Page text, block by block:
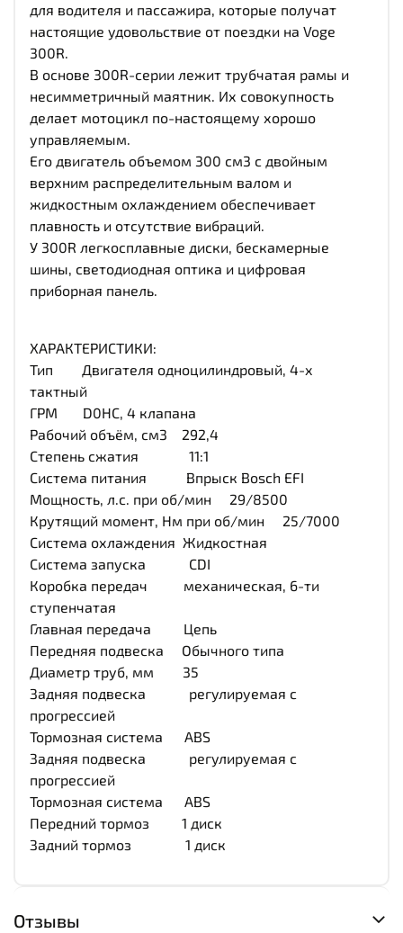
для водителя и пассажира, которые получат
настоящие удовольствие от поездки на Voge
300R.
В основе 300R-серии лежит трубчатая ​​рамы и
несимметричный маятник. Их совокупность
делает мотоцикл по-настоящему хорошо
управляемым.
Его двигатель объемом 300 см3 с двойным
верхним распределительным валом и
жидкостным охлаждением обеспечивает
плавность и отсутствие вибраций.
У 300R легкосплавные диски, бескамерные
шины, светодиодная оптика и цифровая
приборная панель.
ХАРАКТЕРИСТИКИ:
Тип Двигателя одноцилиндровый, 4-х
тактный
ГРМ D0HC, 4 клапана
Рабочий объём, см3 292,4
Степень сжатия 11:1
Система питания Впрыск Bosch EFI
Мощность, л.с. при об/мин 29/8500
Крутящий момент, Нм при об/мин 25/7000
Система охлаждения Жидкостная
Система запуска CDI
Коробка передач механическая, 6-ти
ступенчатая
Главная передача Цепь
Передняя подвеска Обычного типа
Диаметр труб, мм 35
Задняя подвеска регулируемая с
прогрессией
Тормозная система ABS
Задняя подвеска регулируемая с
прогрессией
Тормозная система ABS
Передний тормоз 1 диск
Задний тормоз 1 диск
Отзывы